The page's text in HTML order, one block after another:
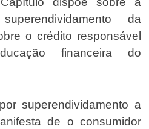
da
o crédito responsável
financeira do
superendividamento a
de o consumidor